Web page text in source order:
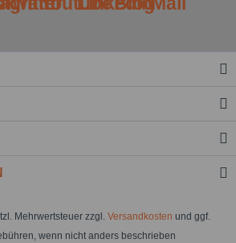
Mehrwertsteuer zzgl. Versandkosten und ggf.
wenn nicht anders beschrieben